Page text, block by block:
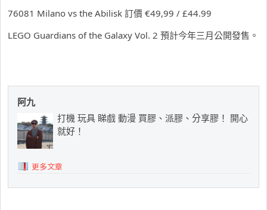
76081 Milano vs the Abilisk 訂價 €49,99 / £44.99
LEGO Guardians of the Galaxy Vol. 2 預計今年三月公開發售。
阿九
打機 玩具 睇戲 動漫 買膠、派膠、分享膠！ 開心
就好！
更多文章